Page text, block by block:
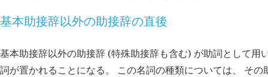
基本助接辞以外の助接辞の直後
基本助接辞以外の助接辞 (特殊助接辞も含む) が助詞として用
詞が置かれることになる。 この名詞の種類については、 そ